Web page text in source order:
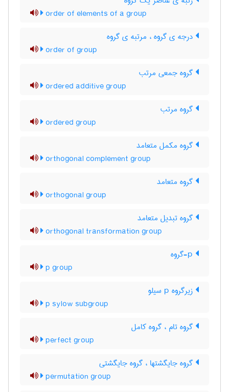
order of elements of a group
درجه ی گروه ، مرتبه ی گروه
order of group
گروه جمعی مرتب
ordered additive group
گروه مرتب
ordered group
گروه مکمل متعامد
orthogonal complement group
گروه متعامد
orthogonal group
گروه تبدیل متعامد
orthogonal transformation group
p group
زیرگروه p سیلو
p sylow subgroup
گروه تام ، گروه کامل
perfect group
گروه جایگشتها ، گروه جایگشتی
permutation group